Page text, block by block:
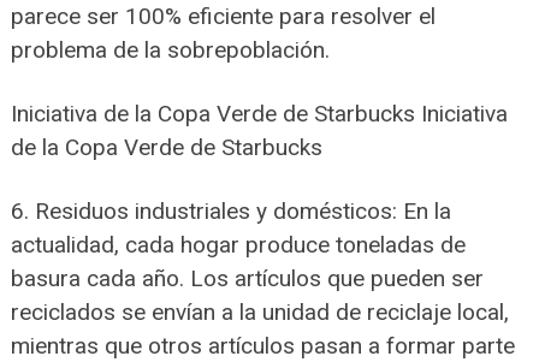
parece ser 100% eficiente para resolver el
problema de la sobrepoblación.
Iniciativa de la Copa Verde de Starbucks Iniciativa
de la Copa Verde de Starbucks
6. Residuos industriales y domésticos: En la
actualidad, cada hogar produce toneladas de
basura cada año. Los artículos que pueden ser
reciclados se envían a la unidad de reciclaje local,
mientras que otros artículos pasan a formar parte